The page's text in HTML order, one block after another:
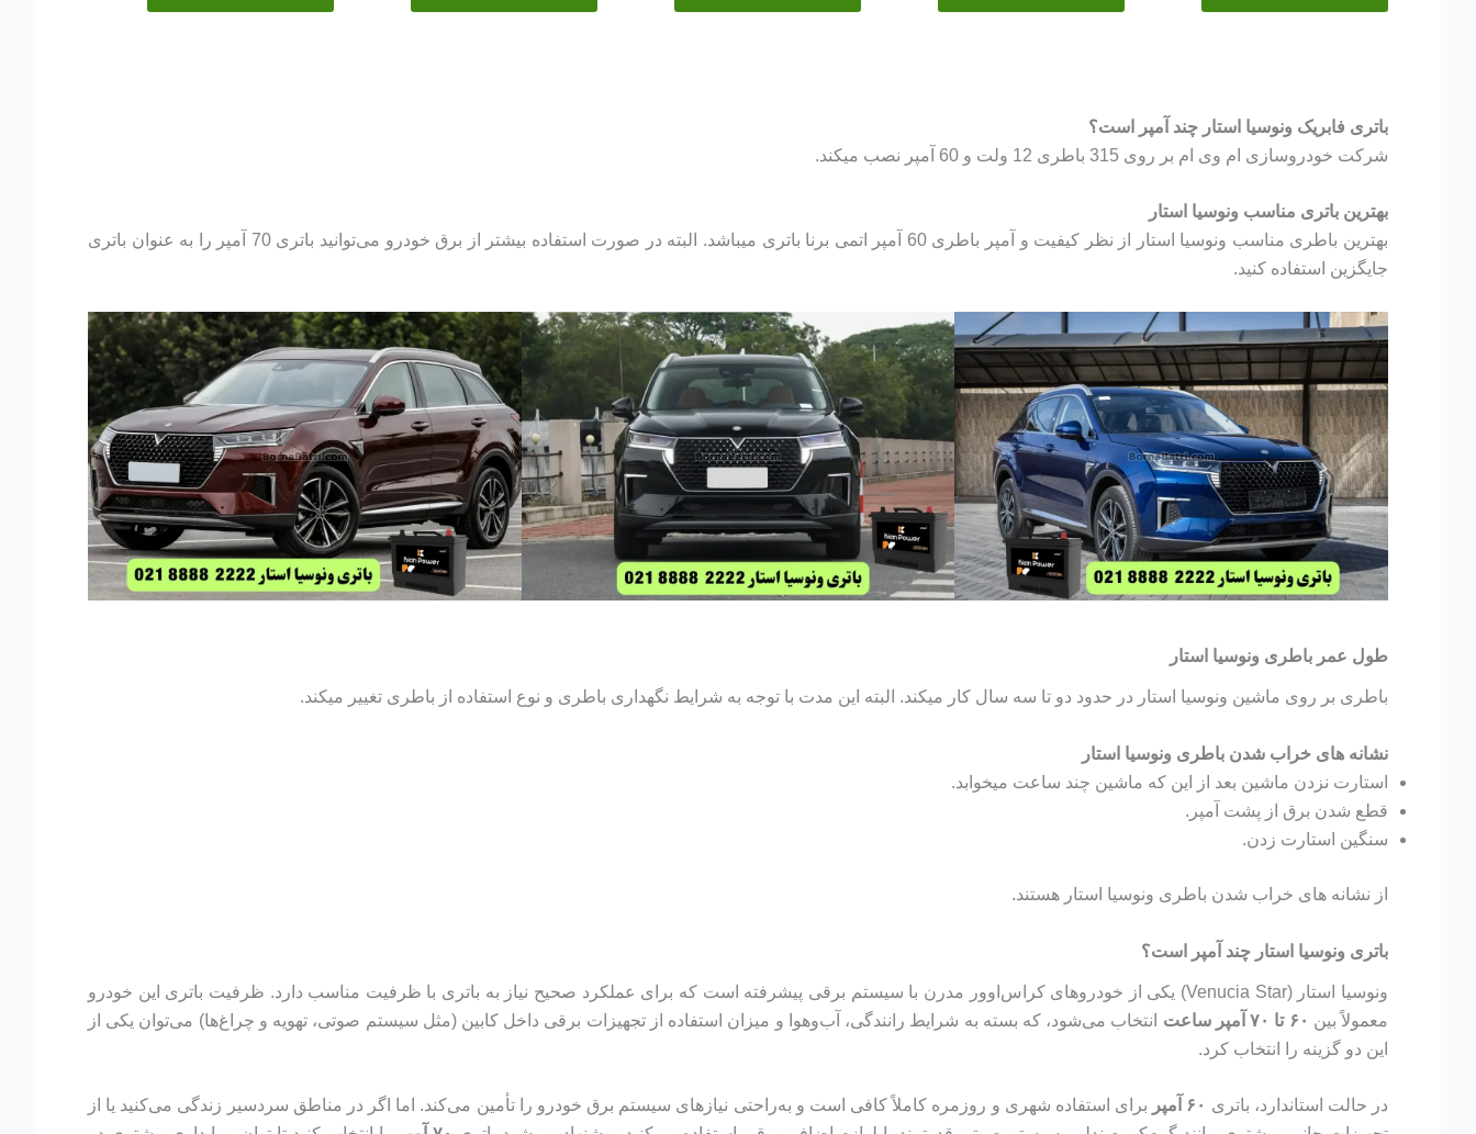
باتری فابریک ونوسیا استار چند آمپر است؟
شرکت خودروسازی ام وی ام بر روی 315 باطری 12 ولت و 60 آمپر نصب میکند.
بهترین باتری مناسب ونوسیا استار
بهترین باطری مناسب ونوسیا استار از نظر کیفیت و آمپر باطری 60 آمپر اتمی برنا باتری میباشد. البته در صورت استفاده بیشتر از برق خودرو می‌توانید باتری 70 آمپر را به عنوان باتری
جایگزین استفاده کنید.
طول عمر باطری ونوسیا استار
باطری بر روی ماشین ونوسیا استار در حدود دو تا سه سال کار میکند. البته این مدت با توجه به شرایط نگهداری باطری و نوع استفاده از باطری تغییر میکند.
نشانه های خراب شدن باطری ونوسیا استار
استارت نزدن ماشین بعد از این که ماشین چند ساعت میخوابد.
قطع شدن برق از پشت آمپر.
سنگین استارت زدن.
از نشانه های خراب شدن باطری ونوسیا استار هستند.
باتری ونوسیا استار چند آمپر است؟
ونوسیا استار (Venucia Star) یکی از خودروهای کراس‌اوور مدرن با سیستم برقی پیشرفته است که برای عملکرد صحیح نیاز به باتری با ظرفیت مناسب دارد. ظرفیت باتری این خودرو
معمولاً بین ۶۰ تا ۷۰ آمپر ساعت
انتخاب می‌شود، که بسته به شرایط رانندگی، آب‌وهوا و میزان استفاده از تجهیزات برقی داخل کابین (مثل سیستم صوتی، تهویه و چراغ‌ها) می‌توان یکی از
این دو گزینه را انتخاب کرد.
در حالت استاندارد، باتری ۶۰ آمپر
برای استفاده شهری و روزمره کاملاً کافی است و به‌راحتی نیازهای سیستم برق خودرو را تأمین می‌کند. اما اگر در مناطق سردسیر زندگی می‌کنید یا از